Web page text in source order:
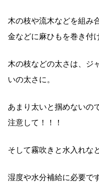
木の枝や流木などを組み
金などに麻ひもを巻き付
木の枝などの太さは、ジ
いの太さに。
あまり太いと掴めないの
注意して！！！
そして霧吹きと水入れな
湿度や水分補給に必要で